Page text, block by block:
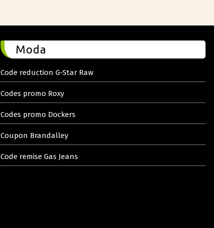
Moda
Code reduction G-Star Raw
Codes promo Roxy
Codes promo Dockers
Coupon Brandalley
Code remise Gas Jeans